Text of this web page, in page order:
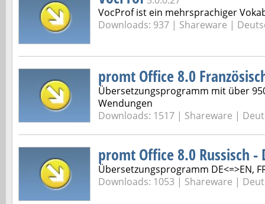
VocProf ist ein mehrsprachiger
Downloads: 937 | Shareware |
promt Office 8.0
Übersetzungsprogramm mit über
Wendungen
Downloads: 1517 | Shareware |
promt Office 8.0 Russisch -
Übersetzungsprogramm DE<=>EN,
Downloads: 1053 | Shareware |